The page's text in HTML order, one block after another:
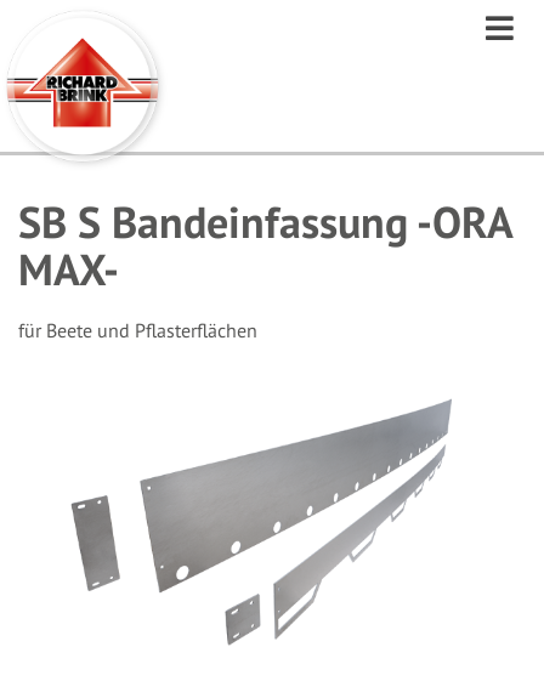
Direkt
Inhalt
SB S Bandeinfassung -ORA
MAX-
für Beete und Pflasterflächen